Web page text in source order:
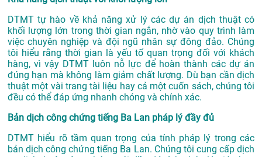
DTMT tự hào về khả năng xử lý các dự án dịch thuật có
khối lượng lớn trong thời gian ngắn, nhờ vào quy trình làm
việc chuyên nghiệp và đội ngũ nhân sự đông đảo. Chúng
tôi hiểu rằng thời gian là yếu tố quan trọng đối với khách
hàng, vì vậy DTMT luôn nỗ lực để hoàn thành các dự án
đúng hạn mà không làm giảm chất lượng. Dù bạn cần dịch
thuật một vài trang tài liệu hay cả một cuốn sách, chúng tôi
đều có thể đáp ứng nhanh chóng và chính xác.
Bản dịch công chứng tiếng Ba Lan pháp lý đầy đủ
DTMT hiểu rõ tầm quan trọng của tính pháp lý trong các
bản dịch công chứng tiếng Ba Lan. Chúng tôi cung cấp dịch